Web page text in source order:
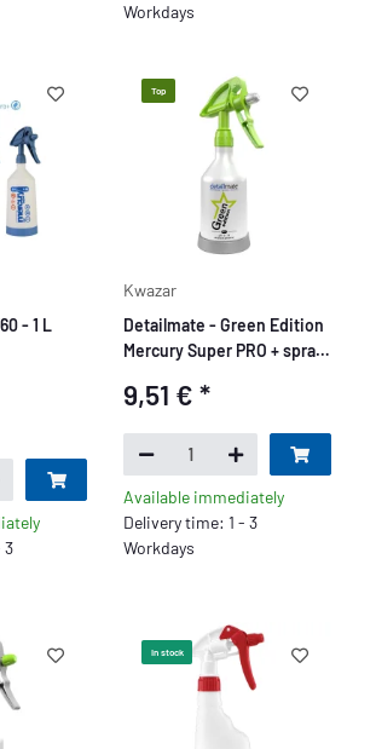
Workdays
- 1 L
3
Top
Kwazar
Detailmate - Green Edition
Mercury Super PRO + spray
9,51 € *
Available immediately
Delivery time: 1 - 3
Workdays
In stock